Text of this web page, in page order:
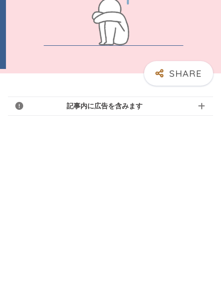
記事内に広告を含みます